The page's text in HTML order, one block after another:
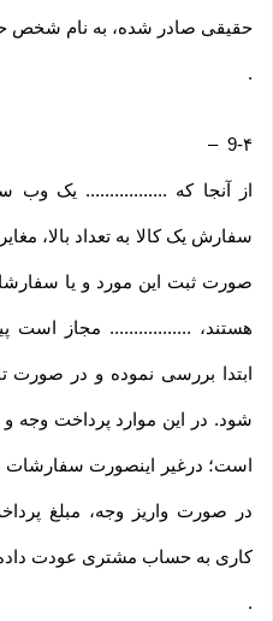
حقیقی صادر شده، به نام شخص
.
9-۴ –
از آنجا که ................. یک وب
سفارش یک کالا به تعداد بالا،
صورت ثبت این مورد و یا
هستند، ................. مجاز است
ابتدا بررسی نموده و در صورت
شود. در این موارد پرداخت وجه و
است؛ درغیر اینصورت
کاری به حساب مشتری عودت
.